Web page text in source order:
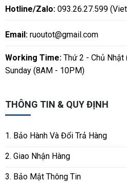
Hotline/Zalo:093.26.27.599
Email: ruoutot@gmail.com
Working Time:Thứ 2 - Chủ Nhật
Sunday (8AM - 10PM)
THÔNG TIN & QUY ĐỊNH
1. Bảo Hành Và Đổi Trả Hàng
2. Giao Nhận Hàng
3. Bảo Mật Thông Tin